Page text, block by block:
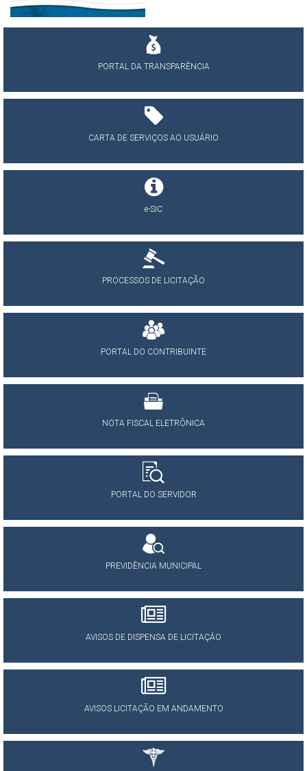
PORTAL DA TRANSPARÊNCIA
CARTA DE SERVIÇOS AO USUÁRIO
e-SIC
PROCESSOS DE LICITAÇÃO
PORTAL DO CONTRIBUINTE
NOTA FISCAL ELETRÔNICA
PORTAL DO SERVIDOR
PREVIDÊNCIA MUNICIPAL
AVISOS DE DISPENSA DE LICITAÇÂO
AVISOS LICITAÇÃO EM ANDAMENTO